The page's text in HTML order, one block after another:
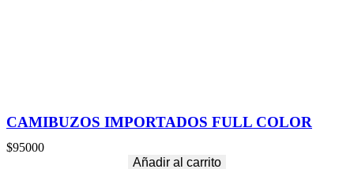
CAMIBUZOS IMPORTADOS FULL COLOR
$95000
Añadir al carrito